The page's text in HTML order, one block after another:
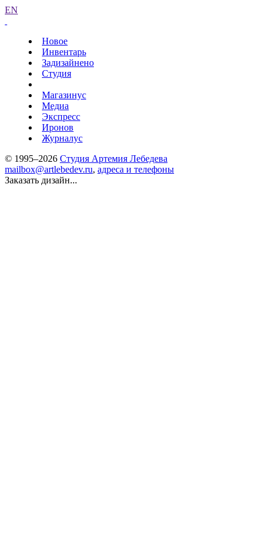
EN
Новое
Инвентарь
Задизайнено
Студия
Магазинус
Медиа
Экспресс
Иронов
Журналус
© 1995–2026 Студия Артемия Лебедева
mailbox@artlebedev.ru, адреса и телефоны
Заказать дизайн...